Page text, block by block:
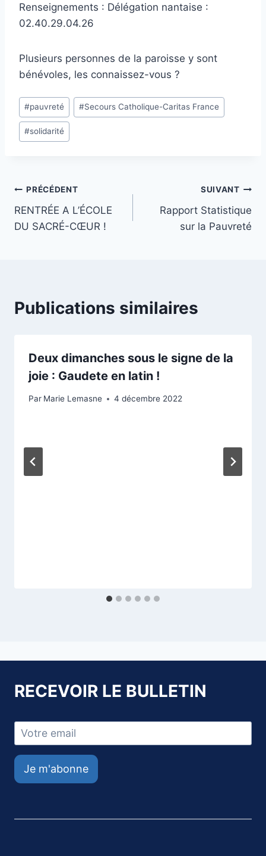
Renseignements : Délégation nantaise :
02.40.29.04.26
Plusieurs personnes de la paroisse y sont
bénévoles, les connaissez-vous ?
Étiquettes
de
la
#pauvreté #Secours Catholique-Caritas France
#solidarité
Navigation
de
PRÉCÉDENT
RENTRÉE A L’ÉCOLE
DU SACRÉ-CŒUR !
SUIVANT
Rapport Statistique
sur la Pauvreté
Publications similaires
Deux dimanches sous le signe de la
joie : Gaudete en latin !
Par Marie Lemasne 4 décembre 2022
RECEVOIR LE BULLETIN
Je m'abonne